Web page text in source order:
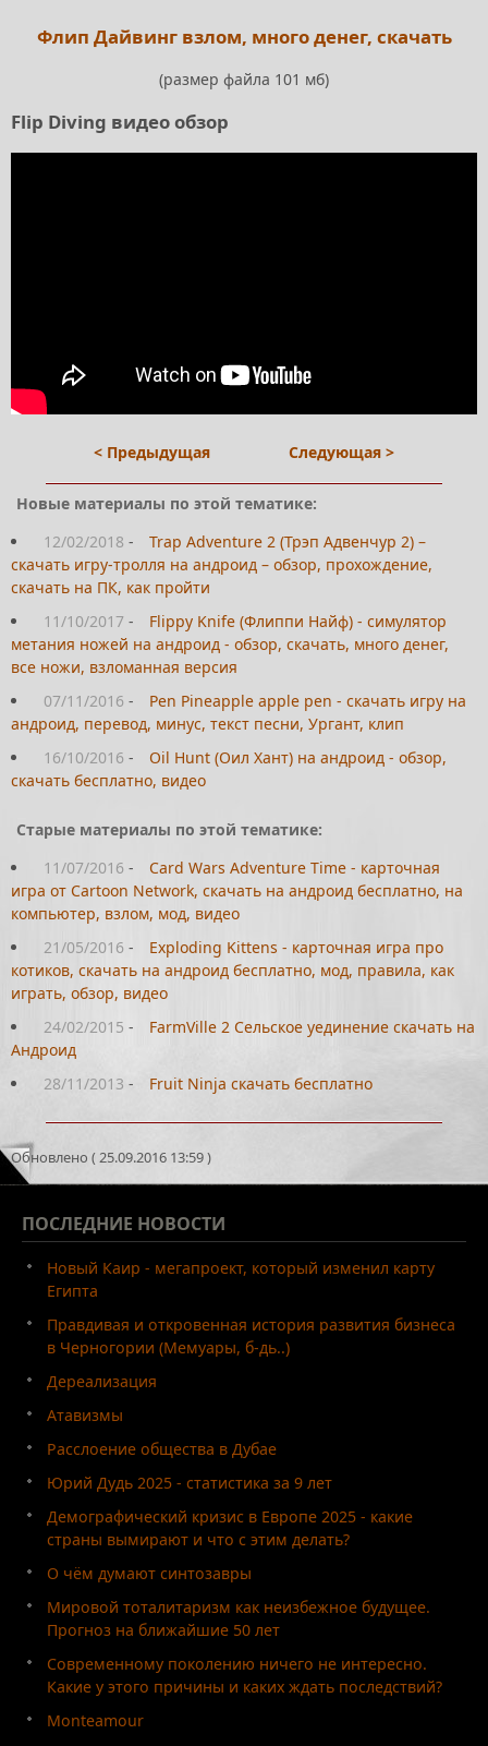
Флип Дайвинг взлом, много денег, скачать
(размер файла 101 мб)
Flip Diving видео обзор
< Предыдущая Следующая >
Новые материалы по этой тематике:
12/02/2018 -
Trap Adventure 2 (Трэп Адвенчур 2) –
скачать игру-тролля на андроид – обзор, прохождение,
скачать на ПК, как пройти
11/10/2017 -
Flippy Knife (Флиппи Найф) - симулятор
метания ножей на андроид - обзор, скачать, много денег,
все ножи, взломанная версия
07/11/2016 -
Pen Pineapple apple pen - cкачать игру на
андроид, перевод, минус, текст песни, Ургант, клип
16/10/2016 -
Oil Hunt (Оил Хант) на андроид - обзор,
скачать бесплатно, видео
Старые материалы по этой тематике:
11/07/2016 -
Card Wars Adventure Time - карточная
игра от Cartoon Network, скачать на андроид бесплатно, на
компьютер, взлом, мод, видео
21/05/2016 -
Exploding Kittens - карточная игра про
котиков, скачать на андроид бесплатно, мод, правила, как
играть, обзор, видео
24/02/2015 -
FarmVille 2 Cельское уединение скачать на
Андроид
28/11/2013 - Fruit Ninja скачать бесплатно
Обновлено ( 25.09.2016 13:59 )
ПОСЛЕДНИЕ НОВОСТИ
Новый Каир - мегапроект, который изменил карту
Египта
Правдивая и откровенная история развития бизнеса
в Черногории (Мемуары, б-дь..)
Дереализация
Атавизмы
Расслоение общества в Дубае
Юрий Дудь 2025 - статистика за 9 лет
Демографический кризис в Европе 2025 - какие
страны вымирают и что с этим делать?
О чём думают синтозавры
Мировой тоталитаризм как неизбежное будущее.
Прогноз на ближайшие 50 лет
Современному поколению ничего не интересно.
Какие у этого причины и каких ждать последствий?
Monteamour